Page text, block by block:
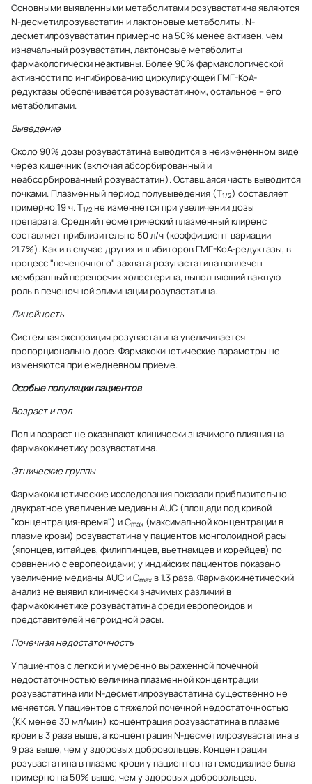
Основными выявленными метаболитами розувастатина являются
N-десметилрозувастатин и лактоновые метаболиты. N-
десметилрозувастатин примерно на 50% менее активен, чем
изначальный розувастатин, лактоновые метаболиты
фармакологически неактивны. Более 90% фармакологической
активности по ингибированию циркулирующей ГМГ-КоА-
редуктазы обеспечивается розувастатином, остальное – его
метаболитами.
Выведение
Около 90% дозы розувастатина выводится в неизмененном виде
через кишечник (включая абсорбированный и
неабсорбированный розувастатин). Оставшаяся часть выводится
почками. Плазменный период полувыведения (Т1/2) составляет
примерно 19 ч. Т1/2 не изменяется при увеличении дозы
препарата. Средний геометрический плазменный клиренс
составляет приблизительно 50 л/ч (коэффициент вариации
21.7%). Как и в случае других ингибиторов ГМГ-КоА-редуктазы, в
процесс "печеночного" захвата розувастатина вовлечен
мембранный переносчик холестерина, выполняющий важную
роль в печеночной элиминации розувастатина.
Линейность
Системная экспозиция розувастатина увеличивается
пропорционально дозе. Фармакокинетические параметры не
изменяются при ежедневном приеме.
Особые популяции пациентов
Возраст и пол
Пол и возраст не оказывают клинически значимого влияния на
фармакокинетику розувастатина.
Этнические группы
Фармакокинетические исследования показали приблизительно
двукратное увеличение медианы AUC (площади под кривой
"концентрация-время") и Cmax (максимальной концентрации в
плазме крови) розувастатина у пациентов монголоидной расы
(японцев, китайцев, филиппинцев, вьетнамцев и корейцев) по
сравнению с европеоидами; у индийских пациентов показано
увеличение медианы AUC и Cmax в 1.3 раза. Фармакокинетический
анализ не выявил клинически значимых различий в
фармакокинетике розувастатина среди европеоидов и
представителей негроидной расы.
Почечная недостаточность
У пациентов с легкой и умеренно выраженной почечной
недостаточностью величина плазменной концентрации
розувастатина или N-десметилрозувастатина существенно не
меняется. У пациентов с тяжелой почечной недостаточностью
(КК менее 30 мл/мин) концентрация розувастатина в плазме
крови в 3 раза выше, а концентрация N-десметилрозувастатина в
9 раз выше, чем у здоровых добровольцев. Концентрация
розувастатина в плазме крови у пациентов на гемодиализе была
примерно на 50% выше, чем у здоровых добровольцев.